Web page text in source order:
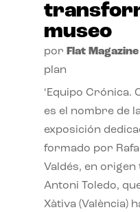
museo
por Flat Magazine|
plan
‘Equipo Crónica.
es el nombre de
exposición
formado por
Valdés, en
Antoni Toledo,
Xàtiva (València)